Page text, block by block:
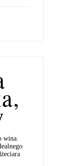
wina.